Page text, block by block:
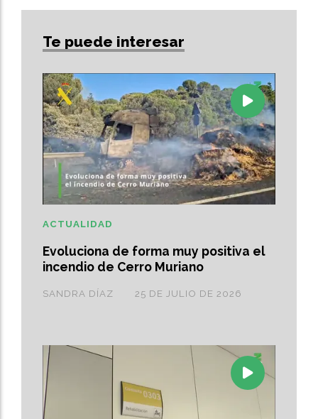
Te puede interesar
Evoluciona de forma muy positiva el
incendio de Cerro Muriano
SANDRA DÍAZ
ACTUALIDAD
25 DE JULIO DE 2026